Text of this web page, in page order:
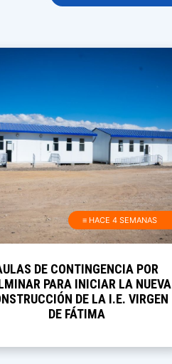
≡ HACE 4 SEMANAS
DE CONTINGENCIA POR
PARA INICIAR LA NUEVA
DE LA I.E. VIRGEN
DE FÁTIMA